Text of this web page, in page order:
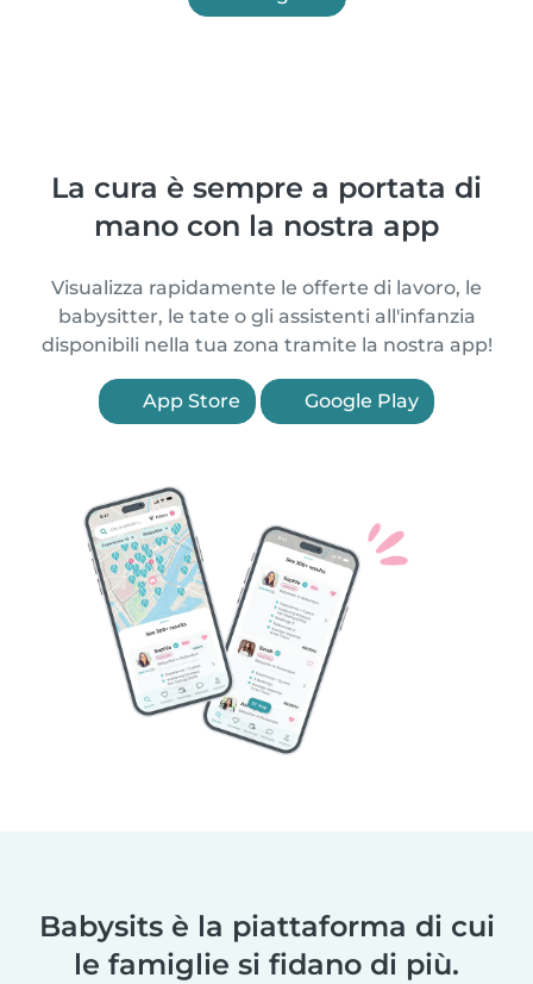
La cura è sempre a portata di
mano con la nostra app
Visualizza rapidamente le offerte di lavoro, le
babysitter, le tate o gli assistenti all'infanzia
disponibili nella tua zona tramite la nostra app!
App Store Google Play
Babysits è la piattaforma di cui
le famiglie si fidano di più.